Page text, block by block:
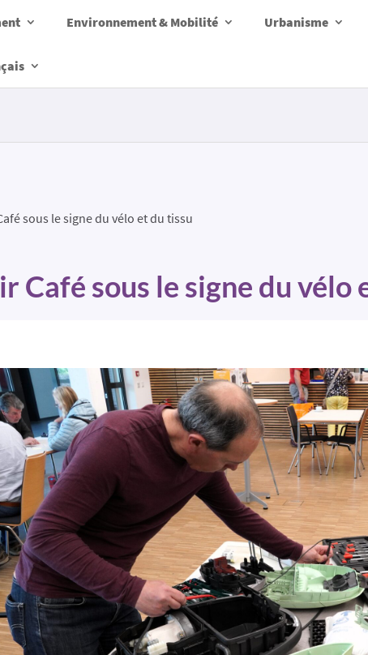
Environnement & Mobilité Urbanisme
sous le signe du vélo et du tissu
Café sous le signe du vélo